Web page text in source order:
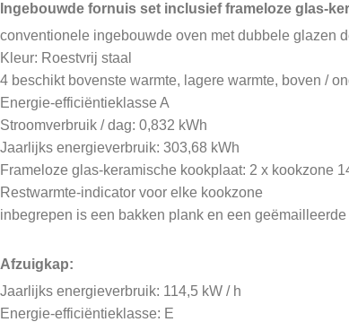
Ingebouwde fornuis set inclusief frameloze glas-
conventionele ingebouwde oven met dubbele glazen
Kleur: Roestvrij staal
4 beschikt bovenste warmte, lagere warmte, boven /
Energie-efficiëntieklasse A
Stroomverbruik / dag: 0,832 kWh
Jaarlijks energieverbruik: 303,68 kWh
Frameloze glas-keramische kookplaat: 2 x kookzone
Restwarmte-indicator voor elke kookzone
inbegrepen is een bakken plank en een
Afzuigkap:
Jaarlijks energieverbruik: 114,5 kW / h
Energie-efficiëntieklasse: E